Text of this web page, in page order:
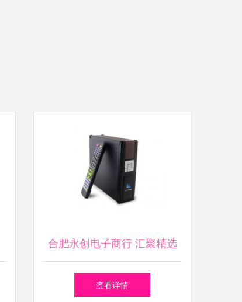
合肥永创电子商行 汇聚精选
电子产品，打造消费新典范
查看详情